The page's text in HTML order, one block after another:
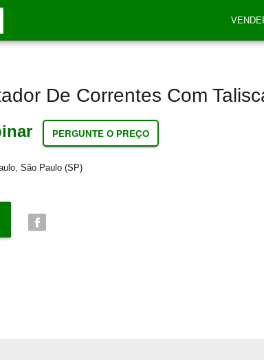
De Correntes Com
PERGUNTE O PREÇO
São Paulo (SP)